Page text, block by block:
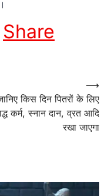
LinkedIn
Share
किस दिन पितरों के लिए
कर्म, स्नान दान, व्रत आदि
रखा जाएगा
⟶